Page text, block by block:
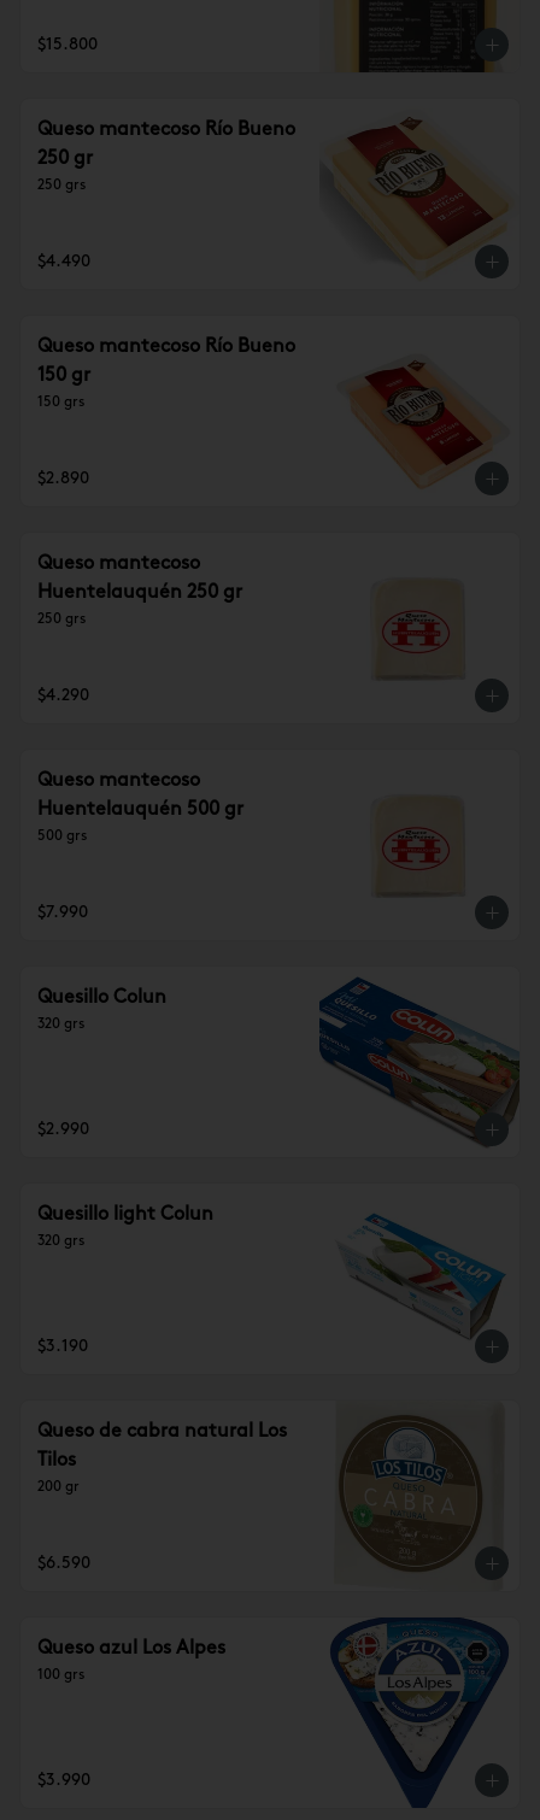
$15.800
Queso mantecoso Río Bueno
250 gr
250 grs
$4.490
Queso mantecoso Río Bueno
150 gr
150 grs
$2.890
Queso mantecoso
Huentelauquén 250 gr
250 grs
$4.290
Queso mantecoso
Huentelauquén 500 gr
500 grs
$7.990
Quesillo Colun
320 grs
$2.990
Quesillo light Colun
320 grs
$3.190
Queso de cabra natural Los
Tilos
200 gr
$6.590
Queso azul Los Alpes
100 grs
$3.990